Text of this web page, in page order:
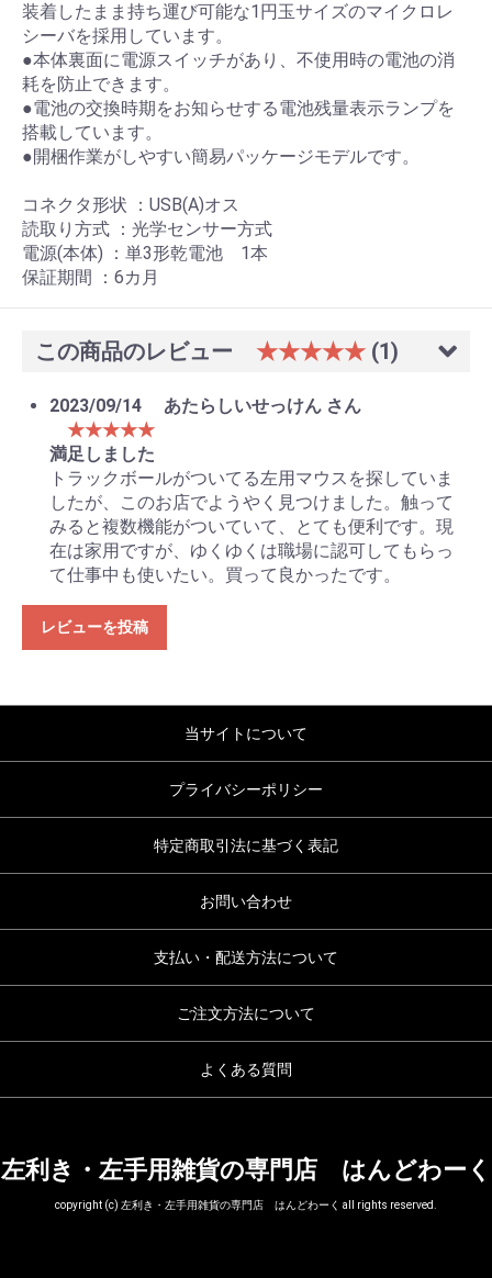
装着したまま持ち運び可能な1円玉サイズのマイクロレ
シーバを採用しています。
●本体裏面に電源スイッチがあり、不使用時の電池の消
耗を防止できます。
●電池の交換時期をお知らせする電池残量表示ランプを
搭載しています。
●開梱作業がしやすい簡易パッケージモデルです。
コネクタ形状 ：USB(A)オス
読取り方式 ：光学センサー方式
電源(本体) ：単3形乾電池 1本
保証期間 ：6カ月
この商品のレビュー ★★★★★ (1)
2023/09/14
あたらしいせっけん さん
★★★★★
満足しました
トラックボールがついてる左用マウスを探していま
したが、このお店でようやく見つけました。触って
みると複数機能がついていて、とても便利です。現
在は家用ですが、ゆくゆくは職場に認可してもらっ
て仕事中も使いたい。買って良かったです。
レビューを投稿
当サイトについて
プライバシーポリシー
特定商取引法に基づく表記
お問い合わせ
支払い・配送方法について
ご注文方法について
よくある質問
左利き・左手用雑貨の専門店 はんどわーく
copyright (c) 左利き・左手用雑貨の専門店 はんどわーく all rights reserved.